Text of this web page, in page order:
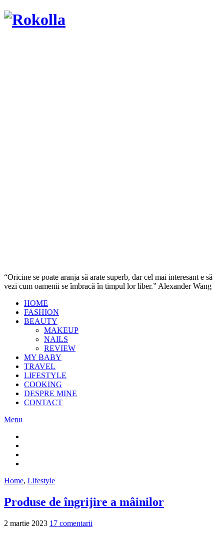
“Oricine se poate aranja să arate superb, dar cel mai interesant e să
vezi cum oamenii se îmbracă în timpul lor liber.” Alexander Wang
HOME
FASHION
BEAUTY
MAKEUP
NAILS
REVIEW
MY BABY
TRAVEL
LIFESTYLE
COOKING
DESPRE MINE
CONTACT
Menu
Home, Lifestyle
Produse de îngrijire a mâinilor
2 martie 2023 17 comentarii